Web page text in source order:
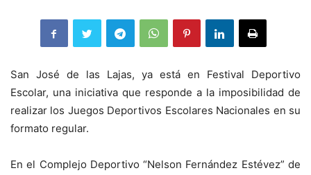
San José de las Lajas, ya está en Festival Deportivo
Escolar, una iniciativa que responde a la imposibilidad de
realizar los Juegos Deportivos Escolares Nacionales en su
formato regular.
En el Complejo Deportivo “Nelson Fernández Estévez” de